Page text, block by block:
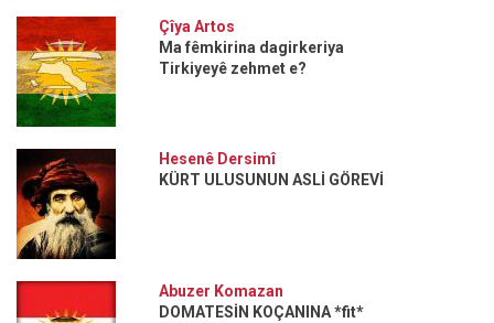
Çîya Artos
Ma fêmkirina dagirkeriya
Tirkiyeyê zehmet e?
Hesenê Dersimî
KÜRT ULUSUNUN ASLİ GÖREVİ
Abuzer Komazan
DOMATESİN KOÇANINA *fit*